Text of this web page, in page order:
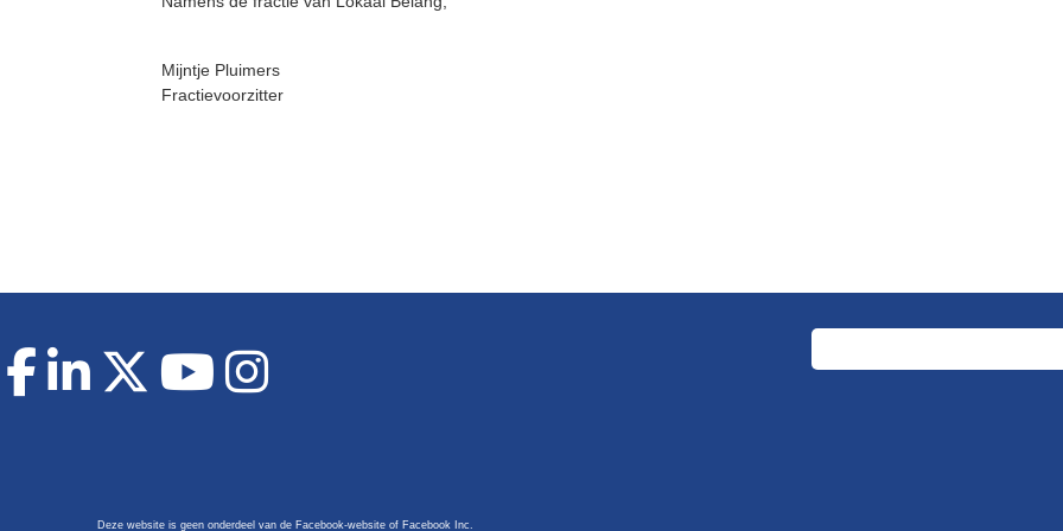
Mijntje Pluimers
Fractievoorzitter
Deze website is geen onderdeel van de Facebook-website of Facebook Inc.